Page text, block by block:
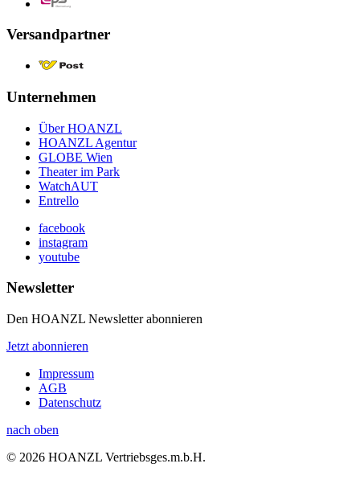
Versandpartner
Unternehmen
Über HOANZL
HOANZL Agentur
GLOBE Wien
Theater im Park
WatchAUT
Entrello
facebook
instagram
youtube
Newsletter
Den HOANZL Newsletter abonnieren
Jetzt abonnieren
Impressum
AGB
Datenschutz
nach oben
© 2026 HOANZL Vertriebsges.m.b.H.